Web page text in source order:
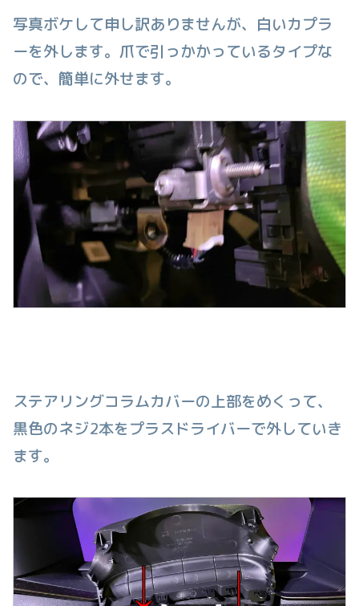
写真ボケして申し訳ありませんが、白いカプラ
ーを外します。爪で引っかかっているタイプな
ので、簡単に外せます。
ステアリングコラムカバーの上部をめくって、
黒色のネジ2本をプラスドライバーで外していき
ます。